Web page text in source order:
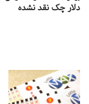
دلار چک نقد نشده